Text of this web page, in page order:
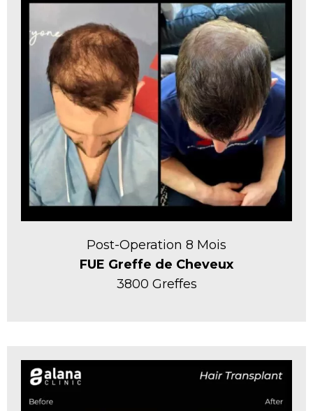
Post-Operation 8 Mois
FUE Greffe de Cheveux
3800 Greffes